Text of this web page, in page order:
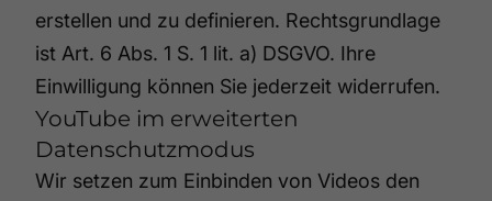
erstellen und zu definieren. Rechtsgrundlage
ist Art. 6 Abs. 1 S. 1 lit. a) DSGVO. Ihre
Einwilligung können Sie jederzeit widerrufen.
YouTube im erweiterten
Datenschutzmodus
Wir setzen zum Einbinden von Videos den